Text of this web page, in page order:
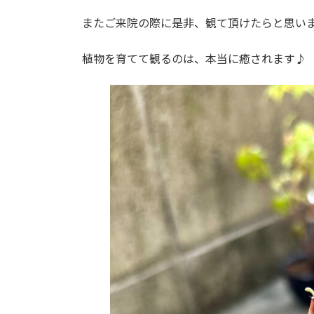
時
:
またご来院の際に是非、観て頂けたらと思い
植物を育てて観るのは、本当に癒されます♪